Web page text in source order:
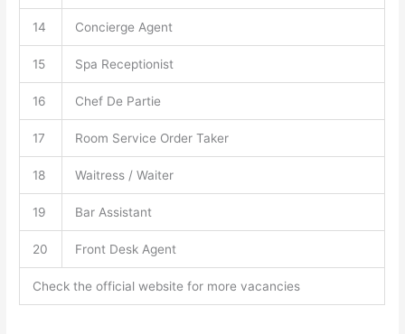
14 Concierge Agent
15 Spa Receptionist
16 Chef De Partie
17 Room Service Order Taker
18 Waitress / Waiter
19 Bar Assistant
20 Front Desk Agent
Check the official website for more vacancies